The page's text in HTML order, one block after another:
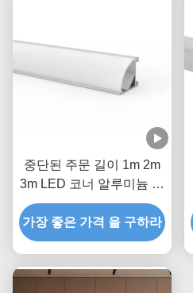
중단된 주문 길이 1m 2m
3m LED 코너 알루미늄 단
면도 은
가장 좋은 가격 을 구하라